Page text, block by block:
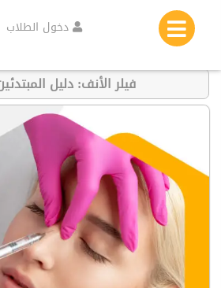
دخول الطلاب
فيلر الأنف: دليل